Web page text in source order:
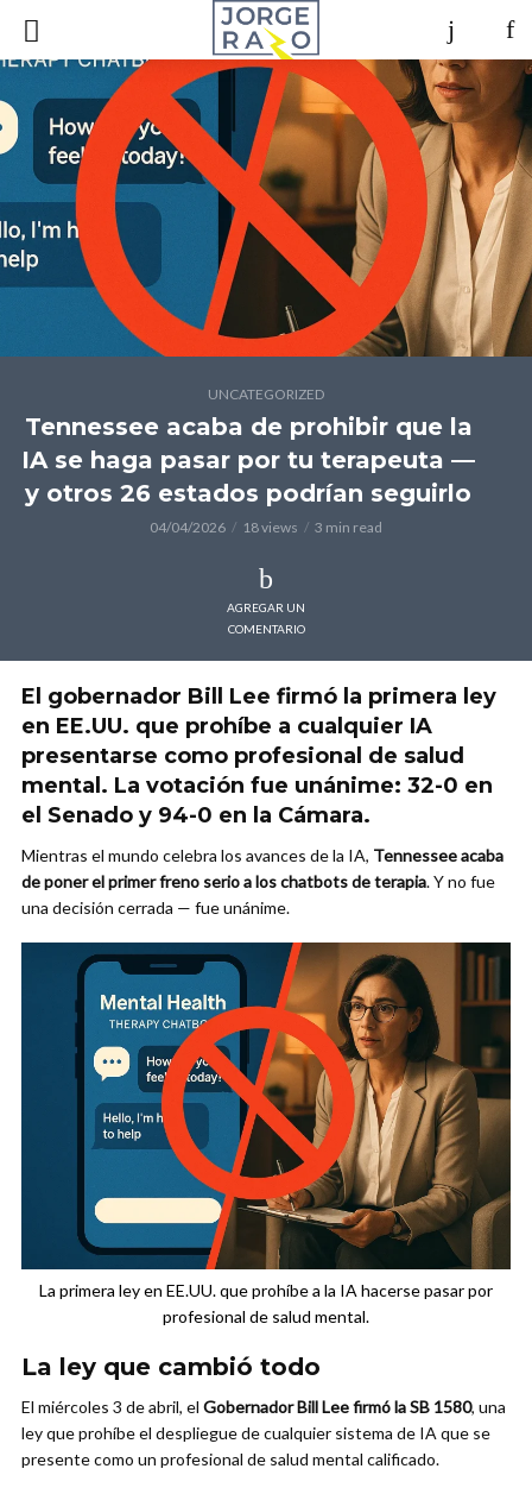
UNCATEGORIZED
Tennessee acaba de prohibir que la
IA se haga pasar por tu terapeuta —
y otros 26 estados podrían seguirlo
04/04/2026 18 views 3 min read
AGREGAR UN
COMENTARIO
El gobernador Bill Lee firmó la primera ley
en EE.UU. que prohíbe a cualquier IA
presentarse como profesional de salud
mental. La votación fue unánime: 32-0 en
el Senado y 94-0 en la Cámara.
Mientras el mundo celebra los avances de la IA, Tennessee acaba
de poner el primer freno serio a los chatbots de terapia. Y no fue
una decisión cerrada — fue unánime.
La primera ley en EE.UU. que prohíbe a la IA hacerse pasar por
profesional de salud mental.
La ley que cambió todo
El miércoles 3 de abril, el Gobernador Bill Lee firmó la SB 1580, una
ley que prohíbe el despliegue de cualquier sistema de IA que se
presente como un profesional de salud mental calificado.